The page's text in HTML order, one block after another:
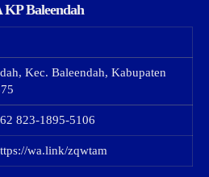
KP Baleendah
Kec. Baleendah, Kabupaten
823-1895-5106
wa.link/zqwtam